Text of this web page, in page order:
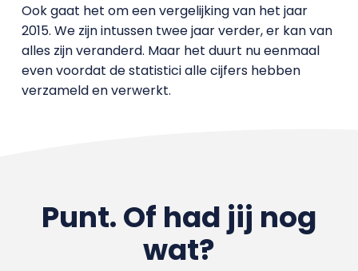
Ook gaat het om een vergelijking van het jaar
2015. We zijn intussen twee jaar verder, er kan van
alles zijn veranderd. Maar het duurt nu eenmaal
even voordat de statistici alle cijfers hebben
verzameld en verwerkt.
Punt. Of had jij nog
wat?